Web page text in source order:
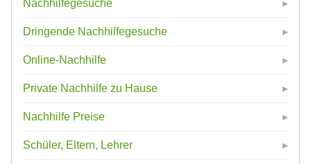
Nachhilfegesuche
Dringende Nachhilfegesuche
Online-Nachhilfe
Private Nachhilfe zu Hause
Nachhilfe Preise
Schüler, Eltern, Lehrer